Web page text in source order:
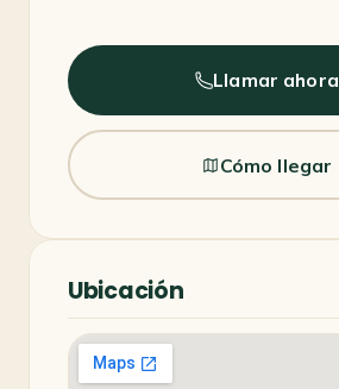
Llamar ahora
Cómo llegar
Ubicación